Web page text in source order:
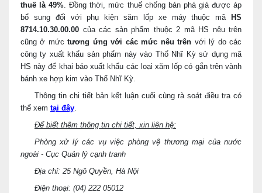
thuế là 49%. Đồng thời, mức thuế chống bán phá giá được áp
bổ sung đối với phụ kiện săm lốp xe máy thuộc mã
HS
8714.10.30.00.00 của các sản phẩm thuộc 2 mã HS nêu trên
cũng ở mứctương ứng với các mức nêu trên với lý do các
công ty xuất khẩu sản phẩm này vào Thổ Nhĩ Kỳ sử dụng mã
HS này để khai báo xuất khẩu các loại xăm lốp có gắn trên vành
bánh xe hợp kim vào Thổ Nhĩ Kỳ.
Thông tin chi tiết bản kết luận cuối cùng rà soát điều tra có
thể xem tại đây.
Để biết thêm thông tin chi tiết, xin liên hệ:
Phòng xử lý các vụ việc phòng vệ thương mại của nước
ngoài - Cục Quản lý cạnh tranh
Địa chỉ: 25 Ngô Quyền, Hà Nội
Điện thoại: (04) 222 05012